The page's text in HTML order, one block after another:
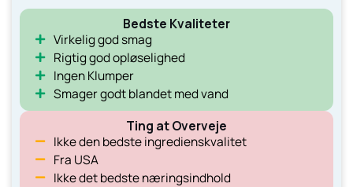
Læs mere her.
Læs mere her.
Bedste Kvaliteter
Virkelig god smag
Rigtig god opløselighed
Ingen Klumper
Smager godt blandet med vand
Ting at Overveje
Ikke den bedste ingredienskvalitet
Fra USA
Ikke det bedste næringsindhold